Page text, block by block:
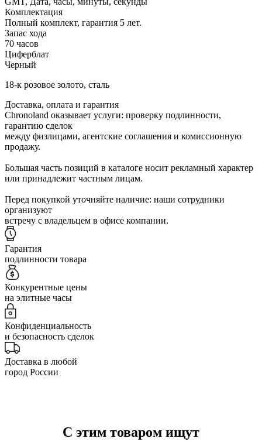
Комплектация
Полный комплект, гарантия 5 лет.
Запас хода
70 часов
Циферблат
Черный
18-к розовое золото, сталь
Доставка, оплата и гарантия
Chronoland оказывает услуги: проверку подлинности,
гарантию сделок
между физлицами, агентские соглашения и комиссионную
продажу.
Большая часть позиций в каталоге носит рекламный характер
или принадлежит частным лицам.
Перед покупкой уточняйте наличие: наши сотрудники
организуют
встречу с владельцем в офисе компании.
Гарантия
подлинности товара
Конкурентные цены
на элитные часы
Конфиденциальность
и безопасность сделок
Доставка в любой
город России
С этим товаром ищут